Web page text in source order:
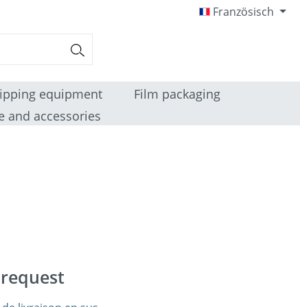
Französisch
equipment
Film packaging
and accessories